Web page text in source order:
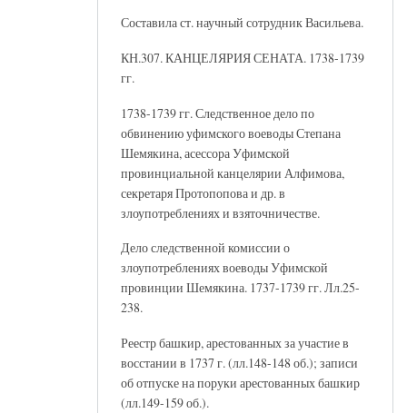
Составила ст. научный сотрудник Васильева.
КН.307. КАНЦЕЛЯРИЯ СЕНАТА. 1738-1739
гг.
1738-1739 гг. Следственное дело по
обвинению уфимского воеводы Степана
Шемякина, асессора Уфимской
провинциальной канцелярии Алфимова,
секретаря Протопопова и др. в
злоупотреблениях и взяточничестве.
Дело следственной комиссии о
злоупотреблениях воеводы Уфимской
провинции Шемякина. 1737-1739 гг. Лл.25-
238.
Реестр башкир, арестованных за участие в
восстании в 1737 г. (лл.148-148 об.); записи
об отпуске на поруки арестованных башкир
(лл.149-159 об.).